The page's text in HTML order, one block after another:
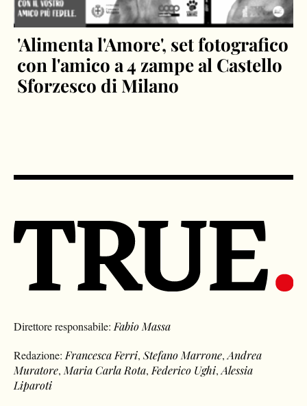
'Alimenta l'Amore', set fotografico
con l'amico a 4 zampe al Castello
Sforzesco di Milano
Direttore responsabile: Fabio Massa
Redazione: Francesca Ferri,Stefano Marrone,Andrea
Muratore, Maria Carla Rota, Federico Ughi,Alessia
Liparoti